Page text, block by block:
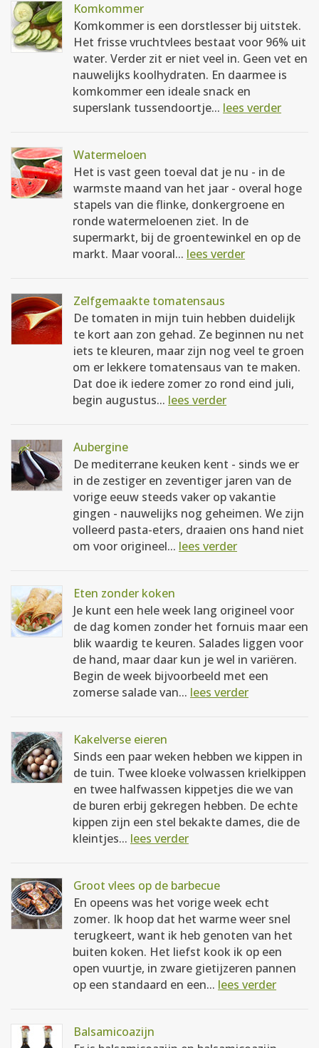
Komkommer
Komkommer is een dorstlesser bij uitstek.
Het frisse vruchtvlees bestaat voor 96% uit
water. Verder zit er niet veel in. Geen vet en
nauwelijks koolhydraten. En daarmee is
komkommer een ideale snack en
superslank tussendoortje... lees verder
Watermeloen
Het is vast geen toeval dat je nu - in de
warmste maand van het jaar - overal hoge
stapels van die flinke, donkergroene en
ronde watermeloenen ziet. In de
supermarkt, bij de groentewinkel en op de
markt. Maar vooral... lees verder
Zelfgemaakte tomatensaus
De tomaten in mijn tuin hebben duidelijk
te kort aan zon gehad. Ze beginnen nu net
iets te kleuren, maar zijn nog veel te groen
om er lekkere tomatensaus van te maken.
Dat doe ik iedere zomer zo rond eind juli,
begin augustus... lees verder
Aubergine
De mediterrane keuken kent - sinds we er
in de zestiger en zeventiger jaren van de
vorige eeuw steeds vaker op vakantie
gingen - nauwelijks nog geheimen. We zijn
volleerd pasta-eters, draaien ons hand niet
om voor origineel... lees verder
Eten zonder koken
Je kunt een hele week lang origineel voor
de dag komen zonder het fornuis maar een
blik waardig te keuren. Salades liggen voor
de hand, maar daar kun je wel in variëren.
Begin de week bijvoorbeeld met een
zomerse salade van... lees verder
Kakelverse eieren
Sinds een paar weken hebben we kippen in
de tuin. Twee kloeke volwassen krielkippen
en twee halfwassen kippetjes die we van
de buren erbij gekregen hebben. De echte
kippen zijn een stel bekakte dames, die de
kleintjes... lees verder
Groot vlees op de barbecue
En opeens was het vorige week echt
zomer. Ik hoop dat het warme weer snel
terugkeert, want ik heb genoten van het
buiten koken. Het liefst kook ik op een
open vuurtje, in zware gietijzeren pannen
op een standaard en een... lees verder
Balsamicoazijn